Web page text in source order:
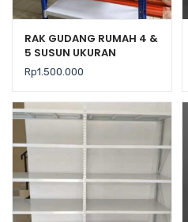
RAK GUDANG RUMAH 4 &
5 SUSUN UKURAN
120x40x200 TIPE JF-70
Rp1.500.000